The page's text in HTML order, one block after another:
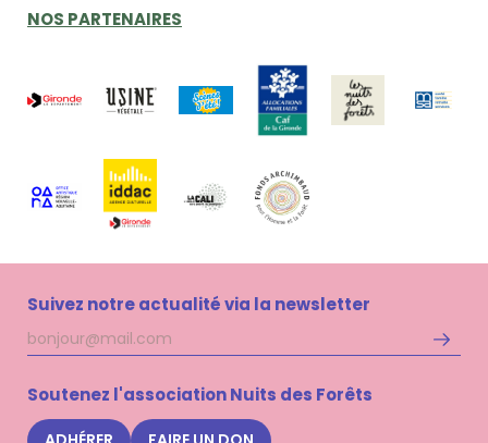
NOS PARTENAIRES
Suivez notre actualité via la newsletter
Adresse
mail
Soutenez l'association Nuits des Forêts